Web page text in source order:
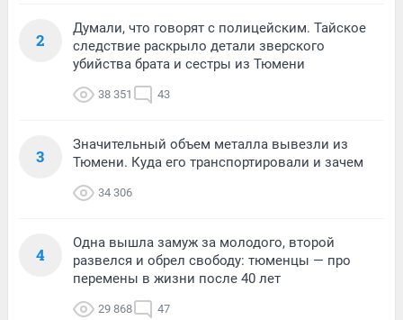
2
Думали, что говорят с полицейским. Тайское
следствие раскрыло детали зверского
убийства брата и сестры из Тюмени
38 351 43
3
Значительный объем металла вывезли из
Тюмени. Куда его транспортировали и зачем
34 306
4
Одна вышла замуж за молодого, второй
развелся и обрел свободу: тюменцы — про
перемены в жизни после 40 лет
29 868 47